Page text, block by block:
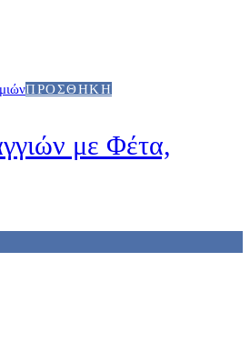
ΠΡΟΣΘΉΚΗ
με Φέτα,